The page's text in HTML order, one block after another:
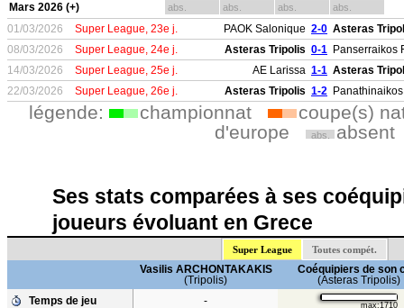
Mars 2026 (+) abs. abs. abs. abs.
01/03/2026 Super League, 23e j. PAOK Salonique 2-0 Asteras
08/03/2026
Super League, 24e j. Asteras Tripolis 0-1 Panserraikos
14/03/2026
Super League, 25e j. AE Larissa 1-1 Asteras
22/03/2026
Super League, 26e j. Asteras Tripolis 1-2 Panathinaikos
légende: championnat
coupe(s)
d'europe
abs. absent
Ses stats comparées à ses
joueurs évoluant en Grece
Super League Toutes compét.
Vasilis ARCHONTAKAKIS
(Tripolis)
Coéquipiers de son
(Asteras Tripolis)
Temps de jeu
- max:1710